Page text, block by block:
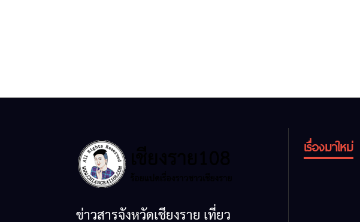
ข่าวสารจังหวัดเชียงราย เที่ยว
เรื่องมาใหม่